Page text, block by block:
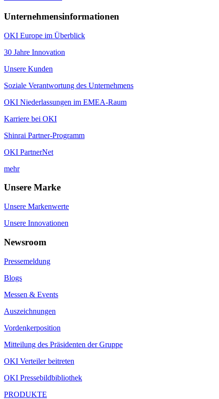
Unternehmensinformationen
OKI Europe im Überblick
30 Jahre Innovation
Unsere Kunden
Soziale Verantwortung des Unternehmens
OKI Niederlassungen im EMEA-Raum
Karriere bei OKI
Shinrai Partner-Programm
OKI PartnerNet
mehr
Unsere Marke
Unsere Markenwerte
Unsere Innovationen
Newsroom
Pressemeldung
Blogs
Messen & Events
Auszeichnungen
Vordenkerposition
Mitteilung des Präsidenten der Gruppe
OKI Verteiler beitreten
OKI Pressebildbibliothek
PRODUKTE